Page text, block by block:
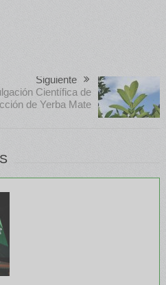
Siguiente
Científica de
de Yerba Mate